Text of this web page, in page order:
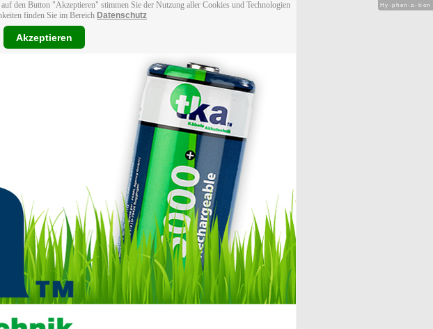
den Button "Akzeptieren" stimmen Sie der Nutzung aller Cookies und Technologien
finden Sie im Bereich Datenschutz
Akzeptieren
Hy-phen-a-tion